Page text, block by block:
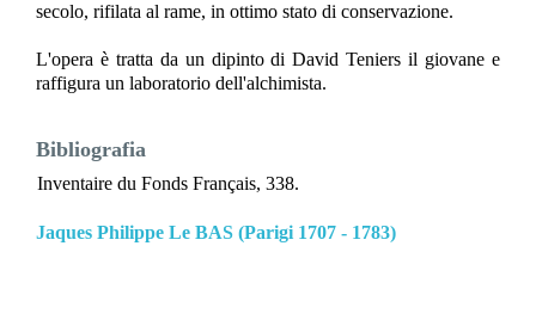
secolo, rifilata al rame, in ottimo stato di conservazione.
L'opera è tratta da un dipinto di David Teniers il giovane e
raffigura un laboratorio dell'alchimista.
Bibliografia
Inventaire du Fonds Français, 338.
Jaques Philippe Le BAS (Parigi 1707 - 1783)